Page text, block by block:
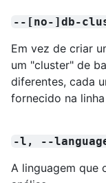
--[no-]db-
Em vez de criar
um "cluster" de
diferentes, cada
fornecido na
-l, --
A linguagem que